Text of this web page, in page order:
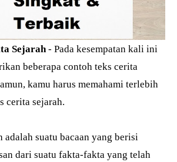
Sejarah- Pada kesempatan kali ini
beberapa contoh teks cerita
kamu harus memahami terlebih
cerita sejarah.
adalah suatu bacaan yang berisi
dari suatu fakta-fakta yang telah